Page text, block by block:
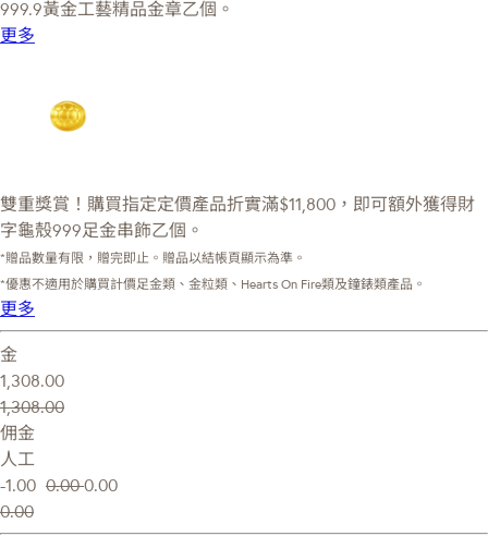
999.9黃金工藝精品金章乙個。
更多
雙重獎賞！購買指定定價產品折實滿$11,800，即可額外獲得財
字龜殼999足金串飾乙個。
*贈品數量有限，贈完即止。贈品以結帳頁顯示為準。
*優惠不適用於購買計價足金類、金粒類、Hearts On Fire類及鐘錶類產品。
更多
金
1,308.00
1,308.00
佣金
人工
-1.00 0.000.00
0.00